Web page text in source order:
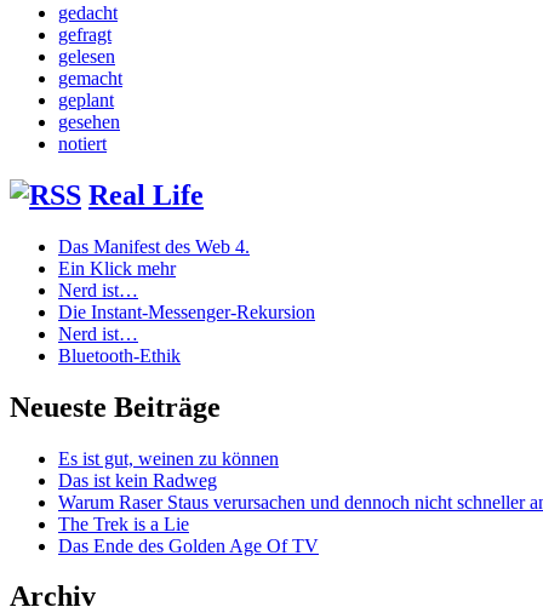
gedacht
gefragt
gelesen
gemacht
geplant
gesehen
notiert
Real Life
Das Manifest des Web 4.
Ein Klick mehr
Nerd ist…
Die Instant-Messenger-Rekursion
Nerd ist…
Bluetooth-Ethik
Neueste Beiträge
Es ist gut, weinen zu können
Das ist kein Radweg
Warum Raser Staus verursachen und dennoch nicht schneller
The Trek is a Lie
Das Ende des Golden Age Of TV
Archiv